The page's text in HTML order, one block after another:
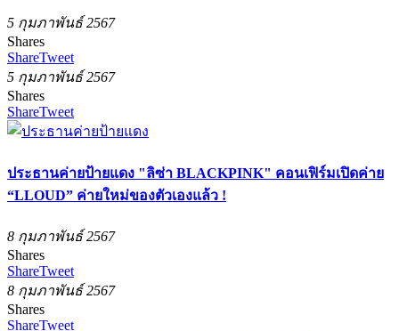
5 กุมภาพันธ์ 2567
Shares
ShareTweet
5 กุมภาพันธ์ 2567
Shares
ShareTweet
ประธานค่ายป้ายแดง "ลิซ่า BLACKPINK" คอนเฟิร์มเปิดค่าย
“LLOUD” ค่ายใหม่ของตัวเองแล้ว !
8 กุมภาพันธ์ 2567
Shares
ShareTweet
8 กุมภาพันธ์ 2567
Shares
ShareTweet